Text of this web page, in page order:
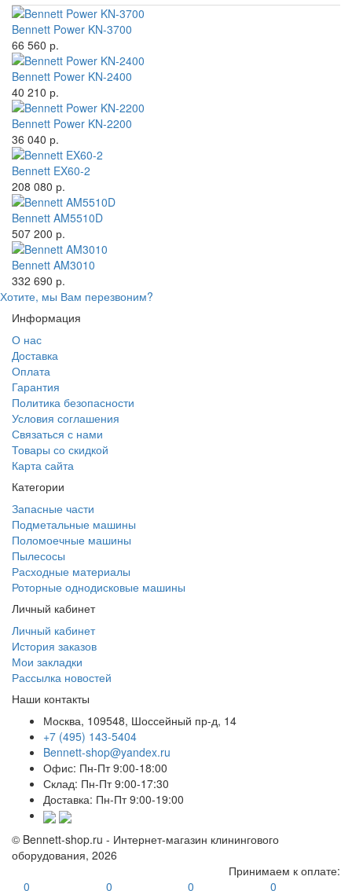
Bennett Power KN-3700
66 560 р.
Bennett Power KN-2400
40 210 р.
Bennett Power KN-2200
36 040 р.
Bennett EX60-2
208 080 р.
Bennett AM5510D
507 200 р.
Bennett AM3010
332 690 р.
Хотите, мы Вам перезвоним?
Информация
О нас
Доставка
Оплата
Гарантия
Политика безопасности
Условия соглашения
Связаться с нами
Товары со скидкой
Карта сайта
Категории
Запасные части
Подметальные машины
Поломоечные машины
Пылесосы
Расходные материалы
Роторные однодисковые машины
Личный кабинет
Личный кабинет
История заказов
Мои закладки
Рассылка новостей
Наши контакты
Москва, 109548, Шоссейный пр-д, 14
+7 (495) 143-5404
Bennett-shop@yandex.ru
Офис: Пн-Пт 9:00-18:00
Склад: Пн-Пт 9:00-17:30
Доставка: Пн-Пт 9:00-19:00
© Bennett-shop.ru - Интернет-магазин клинингового
оборудования, 2026
Принимаем к оплате:
0
0 0 0